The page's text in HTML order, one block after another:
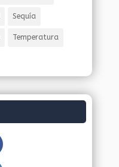
Sequía
Temperatura